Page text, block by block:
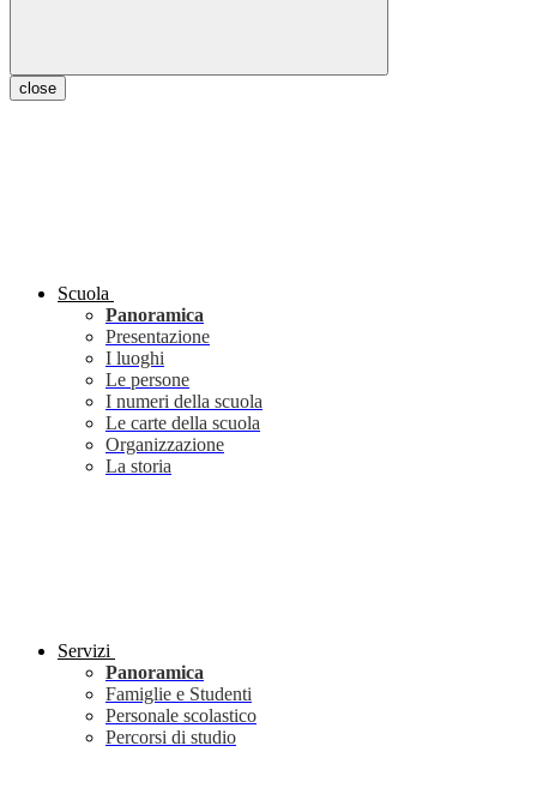
close
Scuola
Panoramica
Presentazione
I luoghi
Le persone
I numeri della scuola
Le carte della scuola
Organizzazione
La storia
Servizi
Panoramica
Famiglie e Studenti
Personale scolastico
Percorsi di studio